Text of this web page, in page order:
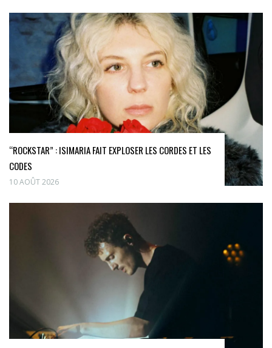
“ROCKSTAR” : ISIMARIA FAIT EXPLOSER LES CORDES ET LES
CODES
10 AOÛT 2026